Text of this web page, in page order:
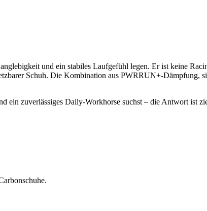
und ein stabiles Laufgefühl legen. Er ist keine
Schuh. Die Kombination aus PWRRUN+-Dämpfung,
ein zuverlässiges Daily-Workhorse suchst – die Antwort ist